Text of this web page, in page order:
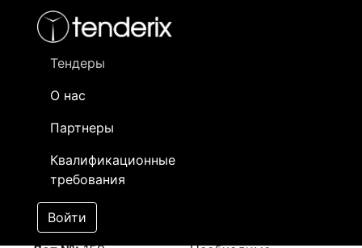
Тендеры
О нас
Партнеры
Квалификационные
требования
Войти
- активный лот
- сохраненный лот (не опубликован)
Закупка Цветного
Металлопроката
(Шина медная М1)
[Завершен]
Победитель выбран